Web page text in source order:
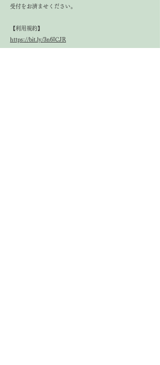
受付をお済ませください。
【利用規約】
https://bit.ly/3n6ICJR